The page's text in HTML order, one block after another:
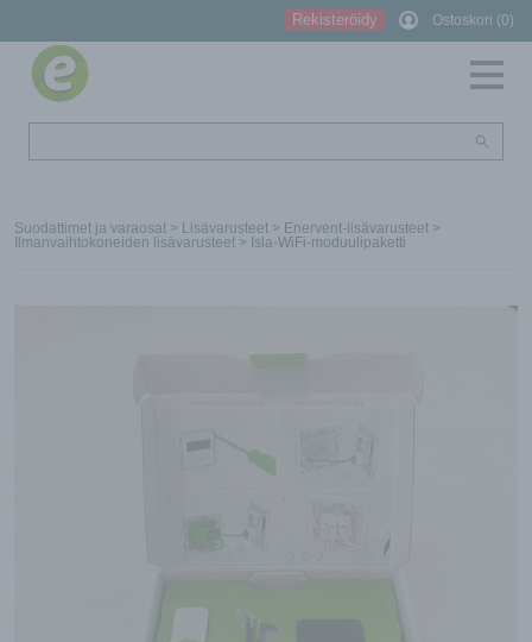
Rekisteröidy Ostoskori (0)
Suodattimet ja varaosat > Lisävarusteet > Enervent-lisävarusteet >
Ilmanvaihtokoneiden lisävarusteet > Isla-WiFi-moduulipaketti